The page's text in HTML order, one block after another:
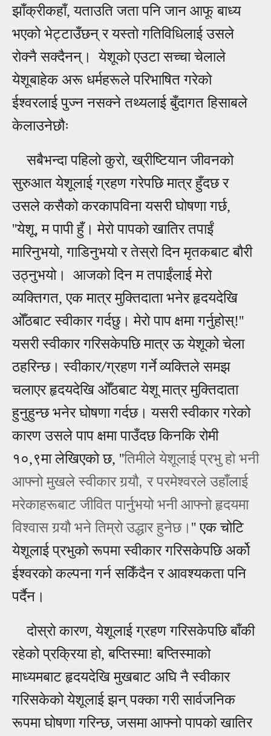
झाँक्रीकहाँ, यताउति जता पनि जान आफू बाध्य
भएको भेट्टाउँछन् र यस्तो गतिविधिलाई उसले
रोक्नै सक्दैनन्। येशूको एउटा सच्चा चेलाले
येशूबाहेक अरू धर्महरूले परिभाषित गरेको
ईश्वरलाई पुज्न नसक्ने तथ्यलाई बुँदागत हिसाबले
केलाउनेछौः
सबैभन्दा पहिलो कुरो, ख्रीष्टियान जीवनको
सुरुआत येशूलाई ग्रहण गरेपछि मात्र हुँदछ र
उसले कसैको करकापविना यसरी घोषणा गर्छ,
''येशू, म पापी हुँ। मेरो पापको खातिर तपाईं
मारिनुभयो, गाडिनुभयो र तेस्रो दिन मृतकबाट बौरी
उठ्नुभयो। आजको दिन म तपाईंलाई मेरो
व्यक्तिगत, एक मात्र मुक्तिदाता भनेर हृदयदेखि
ओँठबाट स्वीकार गर्दछु। मेरो पाप क्षमा गर्नुहोस्!''
यसरी स्वीकार गरिसकेपछि मात्र ऊ येशूको चेला
ठहरिन्छ। स्वीकार/ग्रहण गर्नेव्यक्तिले समझ
चलाएर हृदयदेखि ओँठबाट येशू मात्र मुक्तिदाता
हुनुहुन्छ भनेर घोषणा गर्दछ। यसरी स्वीकार गरेको
कारण उसले पाप क्षमा पाउँदछ किनकि रोमी
१०,९मा लेखिएको छ, ''तिमीले येशूलाई प्रभु हो भनी
आफ्‍नो मुखले स्‍वीकार गर्‍यौ,र परमेश्‍वरले उहाँलाई
मरेकाहरूबाट जीवित पार्नुभयो भनी आफ्‍नो हृदयमा
विश्‍वास गर्‍यौ भने तिम्रो उद्धार हुनेछ। '' एक चोटि
येशूलाई प्रभुको रूपमा स्वीकार गरिसकेपछि अर्को
ईश्वरको कल्पना गर्न सकिँदैन र आवश्यकता पनि
पर्दैन।
दोस्रो कारण, येशूलाई ग्रहण गरिसकेपछि बाँकी
रहेको प्रक्रिया हो, बप्तिस्मा! बप्तिस्माको
माध्यमबाट हृदयदेखि मुखबाट अघि नै स्वीकार
गरिसकेको येशूलाई झन् पक्का गरी सार्वजनिक
रूपमा घोषणा गरिन्छ, जसमा आफ्नो पापको खातिर